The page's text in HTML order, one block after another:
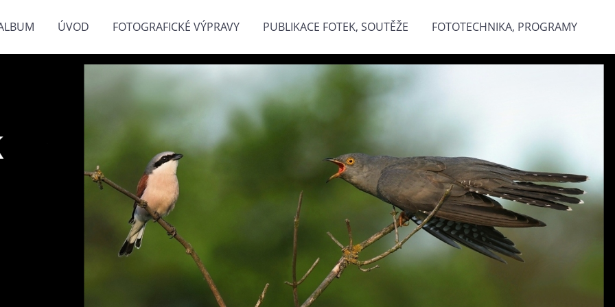
ÚVOD FOTOGRAFICKÉ VÝPRAVY PUBLIKACE FOTEK, SOUTĚŽE FOTOTECHNIKA, PROGRAMY